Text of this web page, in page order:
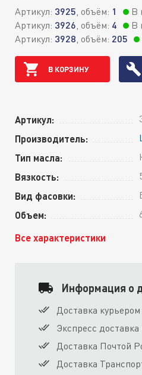
Артикул: 3925, объём: 1
В
Артикул: 3926, объём: 4
В
Артикул: 3928, объём: 205
В КОРЗИНУ
Артикул:
Производитель:
Тип масла:
Вязкость:
Вид фасовки:
Объем:
Все характеристики
Информация о
Доставка курьером
Экспресс
Доставка Почтой
Доставка